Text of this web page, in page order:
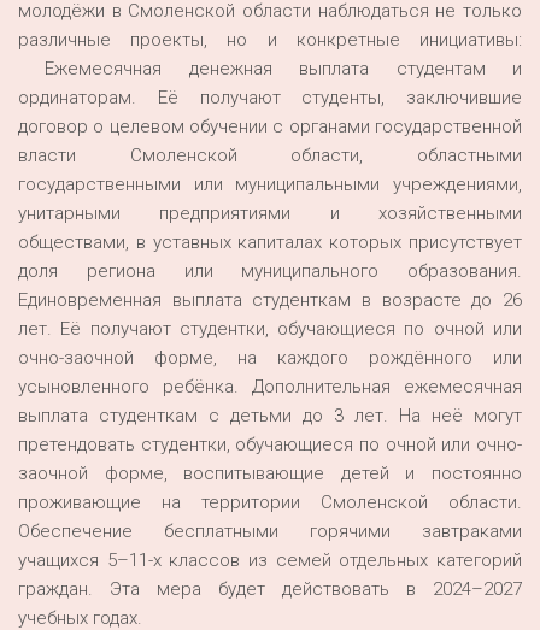
молодёжи в Смоленской области наблюдаться не только
различные проекты, но и конкретные инициативы:
Ежемесячная денежная выплата студентам и
ординаторам. Её получают студенты, заключившие
договор о целевом обучении с органами государственной
власти Смоленской области, областными
государственными или муниципальными учреждениями,
унитарными предприятиями и хозяйственными
обществами, в уставных капиталах которых присутствует
доля региона или муниципального образования.
Единовременная выплата студенткам в возрасте до 26
лет. Её получают студентки, обучающиеся по очной или
очно-заочной форме, на каждого рождённого или
усыновленного ребёнка. Дополнительная ежемесячная
выплата студенткам с детьми до 3 лет. На неё могут
претендовать студентки, обучающиеся по очной или очно-
заочной форме, воспитывающие детей и постоянно
проживающие на территории Смоленской области.
Обеспечение бесплатными горячими завтраками
учащихся 5–11-х классов из семей отдельных категорий
граждан. Эта мера будет действовать в 2024–2027
учебных годах.